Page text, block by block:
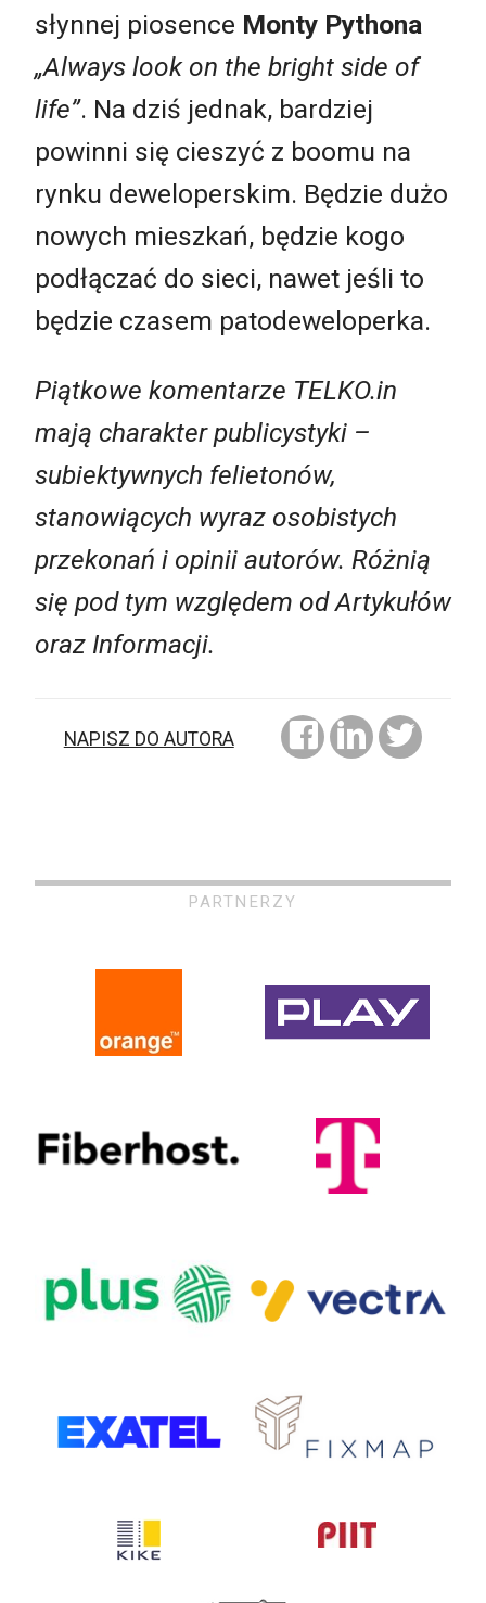
słynnej piosence Monty Pythona
„Always look on the bright side of
life”. Na dziś jednak, bardziej
powinni się cieszyć z boomu na
rynku deweloperskim. Będzie dużo
nowych mieszkań, będzie kogo
podłączać do sieci, nawet jeśli to
będzie czasem patodeweloperka.
Piątkowe komentarze TELKO.in
mają charakter publicystyki –
subiektywnych felietonów,
stanowiących wyraz osobistych
przekonań i opinii autorów. Różnią
się pod tym względem od Artykułów
oraz Informacji.
NAPISZ DO AUTORA
PARTNERZY